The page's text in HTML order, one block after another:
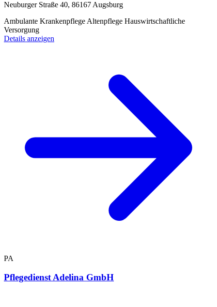
Neuburger Straße 40, 86167 Augsburg
Ambulante KrankenpflegeAltenpflege Hauswirtschaftliche
Versorgung
Details anzeigen
PA
Pflegedienst Adelina GmbH